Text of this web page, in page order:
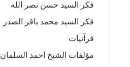
فكر السيد حسن نصر الله
فكر السيد محمد باقر الصدر
قرآنيات
مؤلفات الشيخ أحمد السلمان